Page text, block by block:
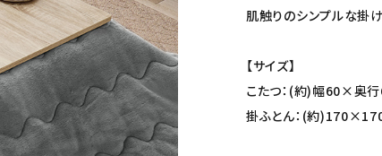
肌触りのシンプルな掛け
【サイズ】
こたつ：(約)幅60×奥
掛ふとん：(約